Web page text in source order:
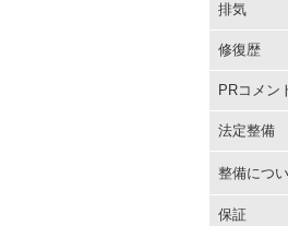
排気
修復歴
PRコメン
法定整備
整備につ
保証